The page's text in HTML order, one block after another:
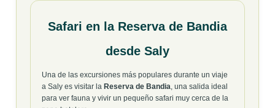
Safari en la Reserva de Bandia
desde Saly
Una de las excursiones más populares durante un viaje
a Saly es visitar la Reserva de Bandia , una salida ideal
para ver fauna y vivir un pequeño safari muy cerca de la